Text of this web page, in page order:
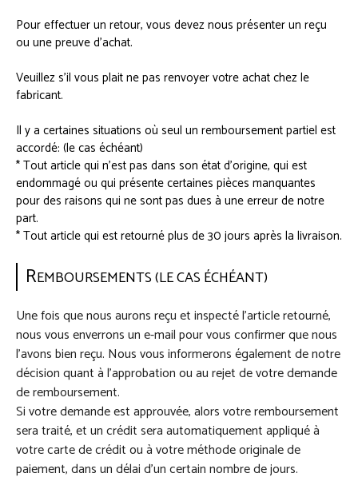
Pour effectuer un retour, vous devez nous présenter un reçu
ou une preuve d’achat.
Veuillez s’il vous plait ne pas renvoyer votre achat chez le
fabricant.
Il y a certaines situations où seul un remboursement partiel est
accordé: (le cas échéant)
* Tout article qui n’est pas dans son état d’origine, qui est
endommagé ou qui présente certaines pièces manquantes
pour des raisons qui ne sont pas dues à une erreur de notre
part.
* Tout article qui est retourné plus de 30 jours après la livraison.
REMBOURSEMENTS (LE CAS ÉCHÉANT)
Une fois que nous aurons reçu et inspecté l’article retourné,
nous vous enverrons un e-mail pour vous confirmer que nous
l’avons bien reçu. Nous vous informerons également de notre
décision quant à l’approbation ou au rejet de votre demande
de remboursement.
Si votre demande est approuvée, alors votre remboursement
sera traité, et un crédit sera automatiquement appliqué à
votre carte de crédit ou à votre méthode originale de
paiement, dans un délai d’un certain nombre de jours.